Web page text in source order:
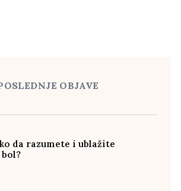
OBJAVE
da razumete i ublažite